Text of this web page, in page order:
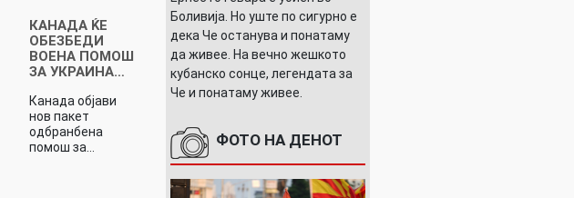
КАНАДА ЌЕ
ОБЕЗБЕДИ
ВОЕНА ПОМОШ
ЗА УКРАИНА…
Канада објави
нов пакет
одбранбена
помош за…
Боливија. Но уште по сигурно е
дека Че останува и понатаму
да живее. На вечно жешкото
кубанско сонце, легендата за
Че и понатаму живее.
ФОТО НА ДЕНОТ